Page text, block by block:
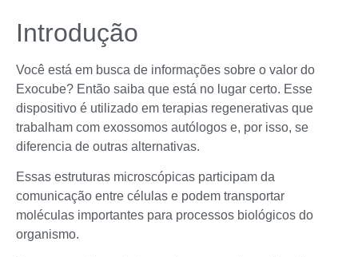
Introdução
Você está em busca de informações sobre o valor do
Exocube? Então saiba que está no lugar certo. Esse
dispositivo é utilizado em terapias regenerativas que
trabalham com exossomos autólogos e, por isso, se
diferencia de outras alternativas.
Essas estruturas microscópicas participam da
comunicação entre células e podem transportar
moléculas importantes para processos biológicos do
organismo.